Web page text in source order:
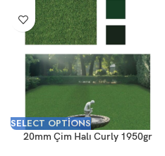
SELECT OPTIONS
20mm Çim Halı Curly 1950gr